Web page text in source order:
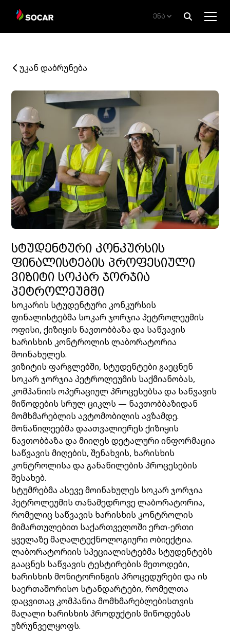
ენა
უკან დაბრუნება
ᲡᲢᲣᲓᲔᲜᲢᲣᲠᲘ ᲙᲝᲜᲙᲣᲠᲡᲘᲡ
ᲤᲘᲜᲐᲚᲘᲡᲢᲔᲑᲘᲡ ᲞᲠᲝᲤᲔᲡᲘᲣᲚᲘ
ᲕᲘᲖᲘᲢᲘ ᲡᲝᲙᲐᲠ ᲯᲝᲠᲯᲘᲐ
ᲞᲔᲢᲠᲝᲚᲔᲣᲛᲨᲘ
სოკარის სტუდენტური კონკურსის
ფინალისტებმა სოკარ ჯორჯია პეტროლეუმის
ოფისი, ქიზიყის ნავთობბაზა და საწვავის
ხარისხის კონტროლის ლაბორატორია
მოინახულეს.
ვიზიტის ფარგლებში, სტუდენტები გაეცნენ
სოკარ ჯორჯია პეტროლეუმის საქმიანობას,
კომპანიის ოპერაციულ პროცესებსა და საწვავის
მიწოდების სრულ ციკლს — ნავთობბაზიდან
მომხმარებლის ავტომობილის ავზამდე.
მონაწილეებმა დაათვალიერეს ქიზიყის
ნავთობბაზა და მიიღეს დეტალური ინფორმაცია
საწვავის მიღების, შენახვის, ხარისხის
კონტროლისა და განაწილების პროცესების
შესახებ.
სტუმრებმა ასევე მოინახულეს სოკარ ჯორჯია
პეტროლეუმის თანამედროვე ლაბორატორია,
რომელიც საწვავის ხარისხის კონტროლის
მიმართულებით საქართველოში ერთ-ერთი
ყველაზე მაღალტექნოლოგიური ობიექტია.
ლაბორატორიის სპეციალისტებმა სტუდენტებს
გააცნეს საწვავის ტესტირების მეთოდები,
ხარისხის მონიტორინგის პროცედურები და ის
საერთაშორისო სტანდარტები, რომელთა
დაცვითაც კომპანია მომხმარებლებისთვის
მაღალი ხარისხის პროდუქტის მიწოდებას
უზრუნველყოფს.